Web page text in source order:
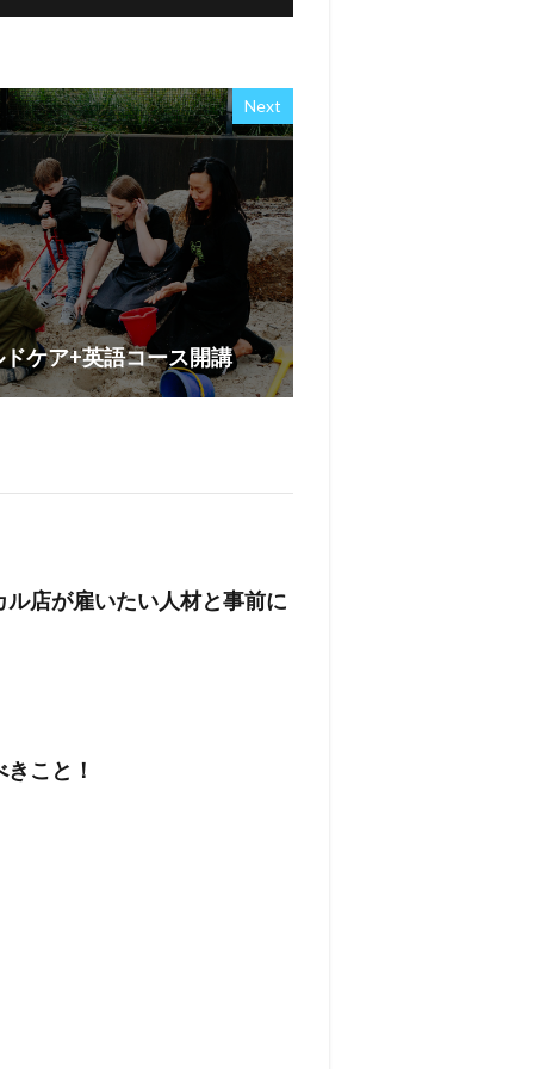
Next
ケア+英語コース開講
店が雇いたい人材と事前に
こと！